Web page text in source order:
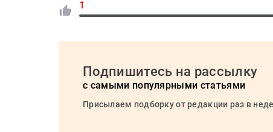
1
Подпишитесь на рассылку
с самыми популярными статьями
Присылаем подборку от редакции раз в